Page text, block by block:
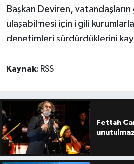
Başkan Deviren, vatandaşların
ulaşabilmesi için ilgili
denetimleri sürdürdüklerini
Kaynak: RSS
Fettah